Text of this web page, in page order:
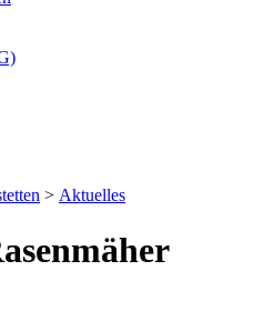
> Aktuelles